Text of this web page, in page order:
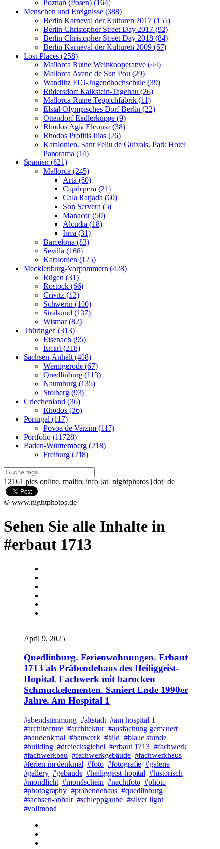
Poznań (Posen) (164)
Menschen und Ereignisse (388)
Berlin Karneval der Kulturen 2017 (155)
Berlin Christopher Street Day 2017 (92)
Berlin Christopher Street Day 2018 (84)
Berlin Karneval der Kulturen 2009 (57)
Lost Places (258)
Mallorca Ruine Weinkooperative (44)
Mallorca Avenc de Son Pou (29)
Wandlitz FDJ-Jugendhochschule (39)
Rüdersdorf Kalkstein-Tagebau (26)
Mallorca Ruine Teppichfabrik (11)
Elstal Olympisches Dorf Berlin (22)
Ottendorf Endlerkuppe (9)
Rhodos Agia Eleousa (38)
Rhodos Profitis Ilias (26)
Katalonien. Sant Feliu de Guixols. Park Hotel
Panorama (14)
Spanien (621)
Mallorca (245)
Artà (60)
Capdepera (21)
Cala Ratjada (60)
Son Servera (5)
Manacor (50)
Alcudia (18)
Inca (31)
Barcelona (83)
Sevilla (168)
Katalonien (125)
Mecklenburg-Vorpommern (428)
Rügen (31)
Rostock (66)
Crivitz (12)
Schwerin (100)
Stralsund (137)
Wismar (82)
Thüringen (313)
Eisenach (95)
Erfurt (218)
Sachsen-Anhalt (408)
Wernigerode (67)
Quedlinburg (113)
Naumburg (135)
Stolberg (93)
Griechenland (36)
Rhodos (36)
Portugal (117)
Povoa de Varzim (117)
Portfolio (11728)
Baden-Württemberg (218)
Freiburg (218)
12161 pics online. mailto: info [at] nightphotos [dot] de
© www.nightphotos.de
Sehen Sie alle Inhalte in
#erbaut 1713
April 9, 2025
Quedlinburg. Ferienwohnungen. Erbaut
1713 als Präbendehaus des Heiliggeist-
Hopital. Fachwerk mit barocken
Schmuckelementen. Saniert Ende 1990er
Jahre. Am Hospital 1
#abendstimmung #altstadt #am hospital 1
#architecture #architektur #ausfachung gemauert
#baudenkmal #bauwerk #bild #blaue stunde
#building #dreiecksgiebel #erbaut 1713 #fachwerk
#fachwerkbau #fachwerkgebäude #fachwerkhaus
#ferien im denkmal #foto #fotografie #galerie
#gallery #gebäude #heiliggeist-hopital #historisch
#mondlicht #mondschein #nachtfoto #photo
#photography #präbendehaus #quedlinburg
#sachsen-anhalt #schleppgaube #silver light
#vollmond